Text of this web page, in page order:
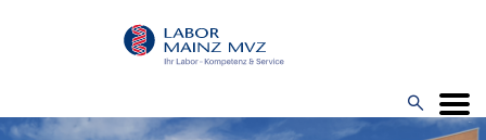
Direkt
zum
